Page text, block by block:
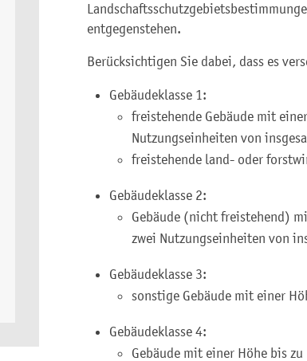
entgegenstehen.
Berücksichtigen Sie dabei, dass es
Gebäudeklasse 1:
freistehende Gebäude mit
Nutzungseinheiten von
freistehende land- oder
Gebäudeklasse 2:
Gebäude (nicht freistehend)
zwei Nutzungseinheiten von
Gebäudeklasse 3:
sonstige Gebäude mit einer
Gebäudeklasse 4:
Gebäude mit einer Höhe bis